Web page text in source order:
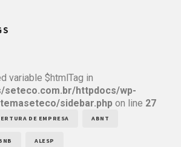
variable $htmlTag in
httpdocs/wp-
sidebar.php on line 27
DE EMPRESA ABNT
ALESP